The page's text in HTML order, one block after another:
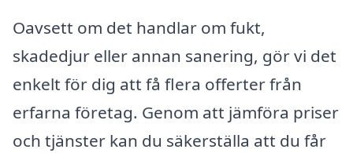
Oavsett om det handlar om fukt,
skadedjur eller annan sanering, gör vi det
enkelt för dig att få flera offerter från
erfarna företag. Genom att jämföra priser
och tjänster kan du säkerställa att du får